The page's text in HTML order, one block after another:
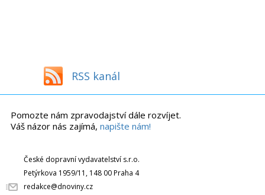
RSS kanál
Pomozte nám zpravodajství dále rozvíjet.
Váš názor nás zajímá, napište nám!
České dopravní vydavatelství s.r.o.
Petýrkova 1959/11, 148 00 Praha 4
redakce@dnoviny.cz